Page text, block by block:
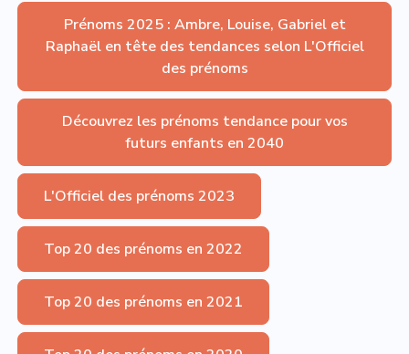
Prénoms 2025 : Ambre, Louise, Gabriel et
Raphaël en tête des tendances selon L'Officiel
des prénoms
Découvrez les prénoms tendance pour vos
futurs enfants en 2040
L'Officiel des prénoms 2023
Top 20 des prénoms en 2022
Top 20 des prénoms en 2021